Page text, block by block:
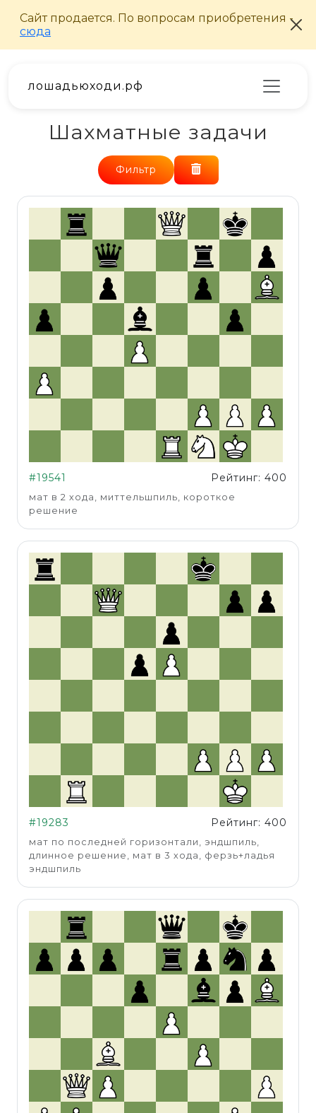
лошадьюходи.рф
Шахматные задачи
Фильтр
#19541 Рейтинг: 400
мат в 2 хода, миттельшпиль, короткое
решение
#19283 Рейтинг: 400
мат по последней горизонтали, эндшпиль,
длинное решение, мат в 3 хода, ферзь+ладья
эндшпиль